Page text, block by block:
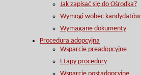
Jak zapisać się do Ośrodka?
Wymogi wobec kandydatów
Wymagane dokumenty
Procedura adopcyjna
Wsparcie preadopcyjne
Etapy procedury